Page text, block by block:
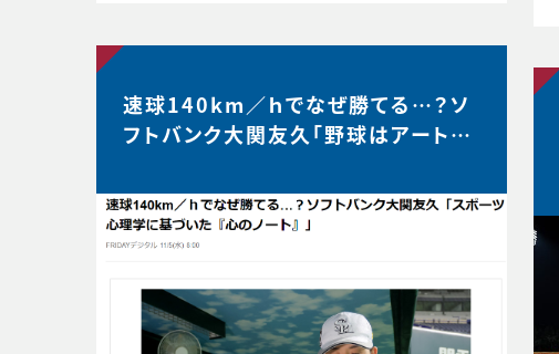
学博士が語る結果を出し続ける人の
速球140km／ｈでなぜ勝てる…？ソ
フトバンク大関友久「野球はアートと